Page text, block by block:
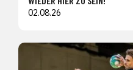
02.08.26